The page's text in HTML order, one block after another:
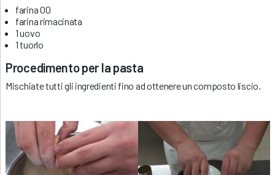
farina 00
farina rimacinata
1 uovo
1 tuorlo
Procedimento per la pasta
Mischiate tutti gli ingredienti fino ad ottenere un composto liscio.